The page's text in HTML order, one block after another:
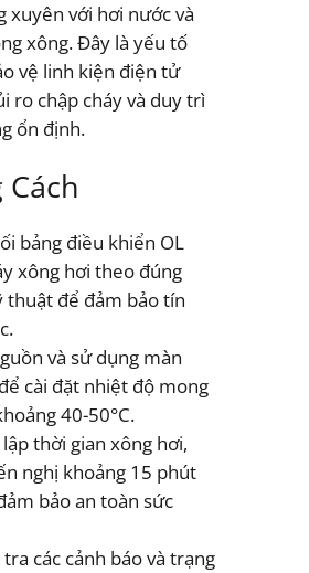
xuyên với hơi nước và
xông. Đây là yếu tố
vệ linh kiện điện tử
ro chập cháy và duy trì
ổn định.
bảng điều khiển OL
xông hơi theo đúng
thuật để đảm bảo tín
và sử dụng màn
cài đặt nhiệt độ mong
40-50°C.
thời gian xông hơi,
nghị khoảng 15 phút
bảo an toàn sức
các cảnh báo và trạng